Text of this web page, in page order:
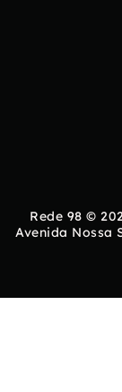
Rede 98 ©
Avenida Nossa